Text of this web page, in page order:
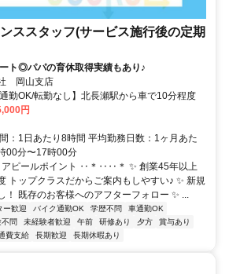
ススタッフ(サービス施行後の定期
ト◎パパの育休取得実績もあり♪
岡山支店
勤OK/転勤なし】北長瀬駅から車で10分程度
円
：1日あたり8時間 平均勤務日数：1ヶ月あた
00分〜17時00分
ピールポイント ‥＊‥‥＊ ✨ 創業45年以上
トップクラスだからご案内もしやすい♪ ✨ 新規
！ 既存のお客様へのアフターフォロー ✨ ...
ー歓迎 バイク通勤OK 学歴不問
車通勤OK
問 未経験者歓迎 午前 研修あり 夕方
賞与あり
費支給 長期歓迎 長期休暇あり